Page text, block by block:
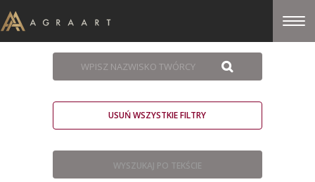
USUŃ WSZYSTKIE FILTRY